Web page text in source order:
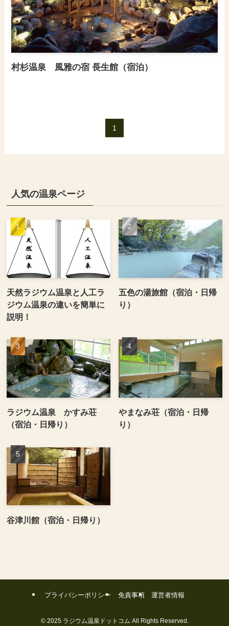
村杉温泉 風雅の宿 長生館（宿泊）
1
人気の温泉ページ
天然ラジウム温泉と人工ラ
ジウム温泉の違いを簡単に
説明！
五色の湯旅館（宿泊・日帰
り）
ラジウム温泉 かすみ荘
（宿泊・日帰り）
やまなみ荘（宿泊・日帰
り）
谷津川館（宿泊・日帰り）
プライバシーポリシー 免責事項 運営者情報
©2025 ラジウム温泉ドットコム All Rights Reserved.